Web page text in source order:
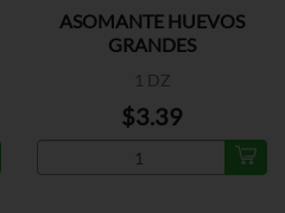
ASOMANTE HUEVOS
GRANDES
1 DZ
$3.39